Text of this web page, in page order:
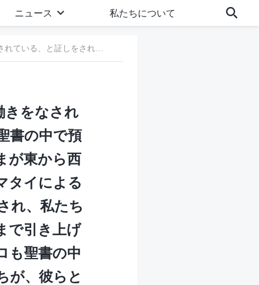
ニュース 私たちについて
きをなされ
書の中で預
が東から西
タイによる
れ、私たち
で引き上げ
も聖書の中
が、彼らと